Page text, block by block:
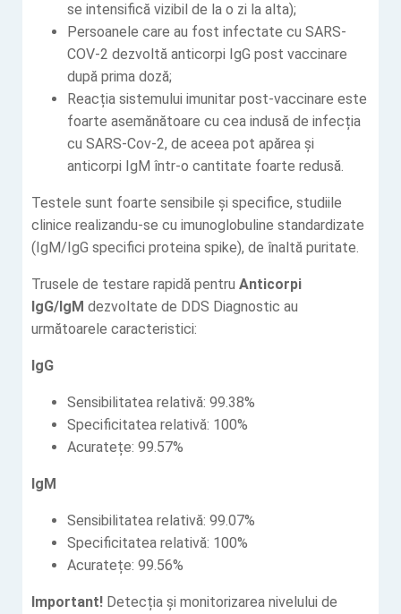
se intensifică vizibil de la o zi la alta);
Persoanele care au fost infectate cu SARS-
COV-2 dezvoltă anticorpi IgG post vaccinare
după prima doză;
Reacția sistemului imunitar post-vaccinare este
foarte asemănătoare cu cea indusă de infecția
cu SARS-Cov-2, de aceea pot apărea și
anticorpi IgM într-o cantitate foarte redusă.
Testele sunt foarte sensibile și specifice, studiile
clinice realizandu-se cu imunoglobuline standardizate
(IgM/IgG specifici proteina spike), de înaltă puritate.
Trusele de testare rapidă pentru Anticorpi
IgG/IgM dezvoltate de DDS Diagnostic au
următoarele caracteristici:
IgG
Sensibilitatea relativă: 99.38%
Specificitatea relativă: 100%
Acuratețe: 99.57%
IgM
Sensibilitatea relativă: 99.07%
Specificitatea relativă: 100%
Acuratețe: 99.56%
Important! Detecția și monitorizarea nivelului de